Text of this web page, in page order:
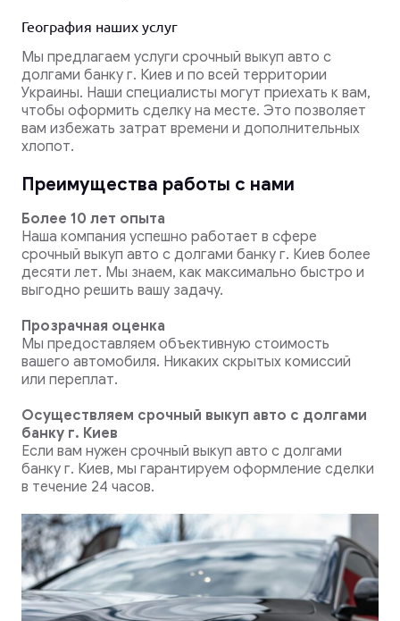
География наших услуг
Мы предлагаем услуги срочный выкуп авто с
долгами банку г. Киев и по всей территории
Украины. Наши специалисты могут приехать к вам,
чтобы оформить сделку на месте. Это позволяет
вам избежать затрат времени и дополнительных
хлопот.
Преимущества работы с нами
Более 10 лет опыта
Наша компания успешно работает в сфере
срочный выкуп авто с долгами банку г. Киев более
десяти лет. Мы знаем, как максимально быстро и
выгодно решить вашу задачу.
Прозрачная оценка
Мы предоставляем объективную стоимость
вашего автомобиля. Никаких скрытых комиссий
или переплат.
Осуществляем срочный выкуп авто с долгами
банку г. Киев
Если вам нужен срочный выкуп авто с долгами
банку г. Киев, мы гарантируем оформление сделки
в течение 24 часов.